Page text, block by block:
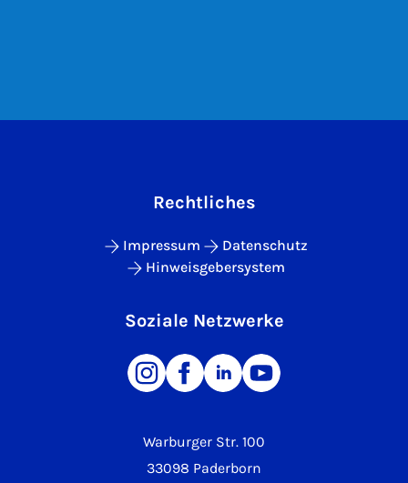
Warburger Str. 100
33098 Paderborn
Rechtliches
Impressum
Datenschutz
Hinweisgebersystem
Soziale Netzwerke